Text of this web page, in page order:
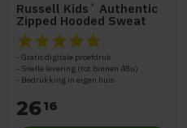
Russell Kids´ Authentic
Zipped Hooded Sweat
Z266K
De beoordeling van dit
Gratis digitale proefdruk
Snelle levering (tot binnen 48u)
Bedrukking in eigen huis
2616